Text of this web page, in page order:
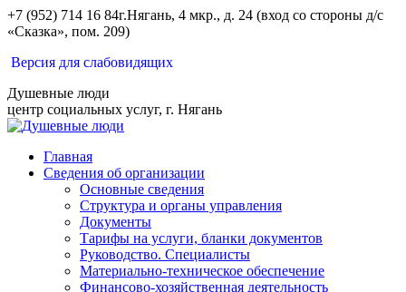
Перейти
к
+7 (952) 714 16 84г.Нягань, 4 мкр., д. 24 (вход со стороны д/с
«Сказка», пом. 209)
Вконтакте
Одноклассники
Версия для слабовидящих
Душевные люди
центр социальных услуг, г. Нягань
Главная
Сведения об организации
Основные сведения
Структура и органы управления
Документы
Тарифы на услуги, бланки документов
Руководство. Специалисты
Материально-техническое обеспечение
Финансово-хозяйственная деятельность